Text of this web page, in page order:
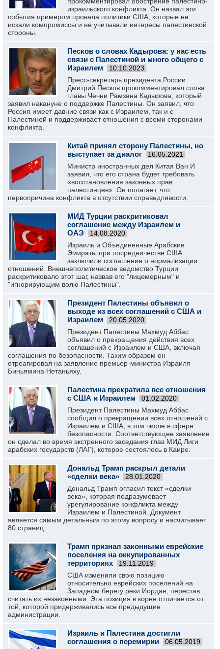
израильского конфликта. Он назвал эти
события примером провала политики США, которые не
искали компромиссы и не учитывали интересы палестинской
стороны.
Песков о словах Кадырова: у нас есть
связи с Палестиной и много общего с
Израилем
10.10.2023
Пресс-секретарь президента России
Дмитрий Песков прокомментировал слова
главы Чечни Рамзана Кадырова, который
заявил накануне о поддержке Палестины. Он заявил, что
Россия имеет давние связи как с Израилем, так и с
Палестиной и поддерживает отношения с всеми сторонами
конфликта.
Китай принял сторону Палестины, но
выступает за диалог
16.05.2021
Министр иностранных дел Китая Ван И
заявил, что его страна будет требовать
«восстановления законных прав
палестинцев». Он полагает, что
первопричина конфликта в отсутствии справедливости.
МИД Турции раскритиковал
соглашение между Израилем и
ОАЭ
14.08.2020
Израиль и Объединенные Арабские
Эмираты при посредничестве США
заключили соглашение о нормализации
отношений. Внешнеполитическое ведомство Турции
раскритиковало этот шаг, назвав его "лицемерным" и
"игнорирующим волю Палестины".
Президент Палестины объявил о
выходе из всех соглашений с США и
Израилем
20.05.2020
Президент Палестины Махмуд Аббас
объявил о прекращения действия всех
соглашений с Израилем и США, включая
соглашения по безопасности. Таким образом он
отреагировал на заявление премьер-министра Израиля
Биньямина Нетаньяху.
Палестина прекратила все отношения
с США и Израилем
01.02.2020
Президент Палестины Махмуд Аббас
сообщил о прекращении всех отношений с
Израилем и США, в том числе в сфере
безопасности. Соответствующее заявление
он сделал во время экстренного заседания глав МИД Лиги
арабских государств (ЛАГ), которое состоялось в Каире.
Дональд Трамп раскрыл детали
«сделки века»
28.01.2020
Дональд Трамп огласил текст «сделки
века», которая подразумевает
урегулирование конфликта между
Израилем и Палестиной. Документ
является самым детальным по этому вопросу и насчитывает
80 страниц.
Трамп признал законными еврейские
поселения на оккупированных
территориях
19.11.2019
США изменили свою позицию
относительно еврейских поселений на
Западном берегу реки Иордан, перестав
считать их незаконными. Эта позиция в корне отличается от
той, которой придерживались все предыдущие
администрации.
Израиль и Палестина достигли
соглашения о перемирии
06.05.2019